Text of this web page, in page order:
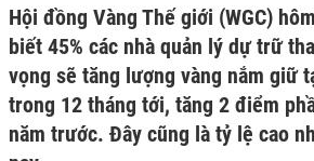
Hội đồng Vàng Thế giới (WGC)
biết 45% các nhà quản lý dự trữ
vọng sẽ tăng lượng vàng nắm giữ
trong 12 tháng tới, tăng 2 điểm
năm trước. Đây cũng là tỷ lệ cao